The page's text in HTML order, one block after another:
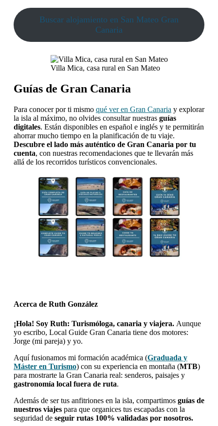
Buscar alojamiento en San Mateo Gran
Canaria
Villa Mica, casa rural en San Mateo
Guías de Gran Canaria
Para conocer por ti mismo qué ver en Gran Canaria y explorar
la isla al máximo, no olvides consultar nuestras guías
digitales. Están disponibles en español e inglés y te permitirán
ahorrar mucho tiempo en la planificación de tu viaje.
Descubre el lado más auténtico de Gran Canaria por tu
cuenta, con nuestras recomendaciones que te llevarán más
allá de los recorridos turísticos convencionales.
Acerca de Ruth González
¡Hola! Soy Ruth: Turismóloga, canaria y viajera. Aunque
yo escribo, Local Guide Gran Canaria tiene dos motores:
Jorge (mi pareja) y yo.
Aquí fusionamos mi formación académica (Graduada y
Máster en Turismo) con su experiencia en montaña (MTB)
para mostrarte la Gran Canaria real: senderos, paisajes y
gastronomía local fuera de ruta.
Además de ser tus anfitriones en la isla, compartimos guías de
nuestros viajes para que organices tus escapadas con la
seguridad de seguir rutas 100% validadas por nosotros.